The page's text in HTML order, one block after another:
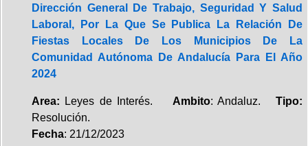
Dirección General De Trabajo, Seguridad Y Salud
Laboral, Por La Que Se Publica La Relación De
Fiestas Locales De Los Municipios De La
Comunidad Autónoma De Andalucía Para El Año
2024
Area: Leyes de Interés. Ambito: Andaluz.Tipo:
Resolución.
Fecha: 21/12/2023